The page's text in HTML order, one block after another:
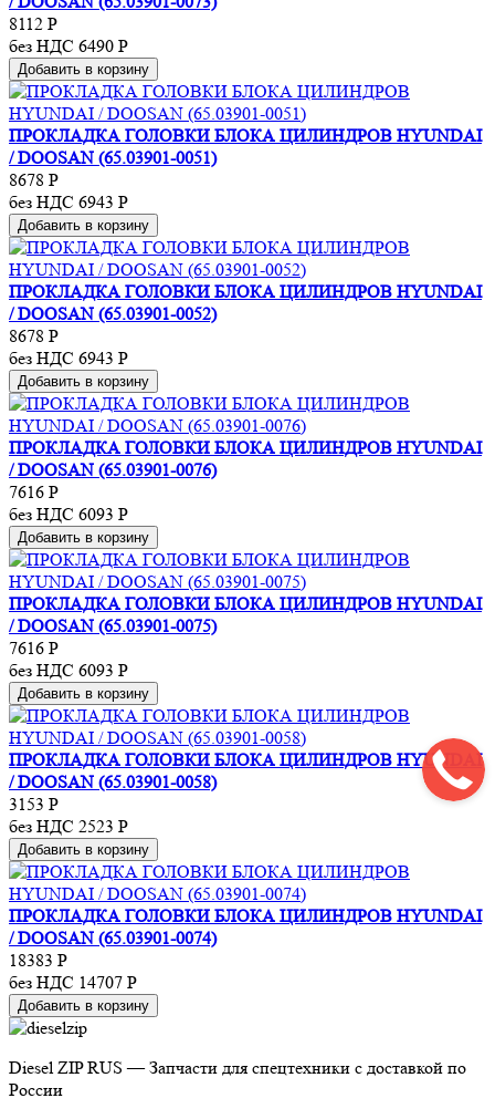
8112 Р
без НДС 6490 Р
Добавить в корзину
ПРОКЛАДКА ГОЛОВКИ БЛОКА ЦИЛИНДРОВ HYUNDAI
/ DOOSAN (65.03901-0051)
8678 Р
без НДС 6943 Р
Добавить в корзину
ПРОКЛАДКА ГОЛОВКИ БЛОКА ЦИЛИНДРОВ HYUNDAI
/ DOOSAN (65.03901-0052)
8678 Р
без НДС 6943 Р
Добавить в корзину
ПРОКЛАДКА ГОЛОВКИ БЛОКА ЦИЛИНДРОВ HYUNDAI
/ DOOSAN (65.03901-0076)
7616 Р
без НДС 6093 Р
Добавить в корзину
ПРОКЛАДКА ГОЛОВКИ БЛОКА ЦИЛИНДРОВ HYUNDAI
/ DOOSAN (65.03901-0075)
7616 Р
без НДС 6093 Р
Добавить в корзину
ПРОКЛАДКА ГОЛОВКИ БЛОКА ЦИЛИНДРОВ HYUNDAI
/ DOOSAN (65.03901-0058)
3153 Р
без НДС 2523 Р
Добавить в корзину
ПРОКЛАДКА ГОЛОВКИ БЛОКА ЦИЛИНДРОВ HYUNDAI
/ DOOSAN (65.03901-0074)
18383 Р
без НДС 14707 Р
Добавить в корзину
Diesel ZIP RUS — Запчасти для спецтехники с доставкой по
России